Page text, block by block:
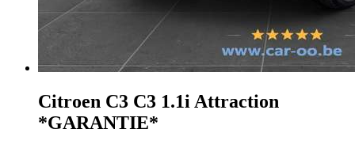
Citroen C3 C3 1.1i Attraction
*GARANTIE*